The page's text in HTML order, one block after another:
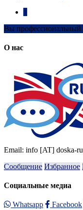
Вы профессиональный
О нас
Email: info [AT] doska-
Сообщение Избранное
Социальные медиа
Whatsapp Facebook